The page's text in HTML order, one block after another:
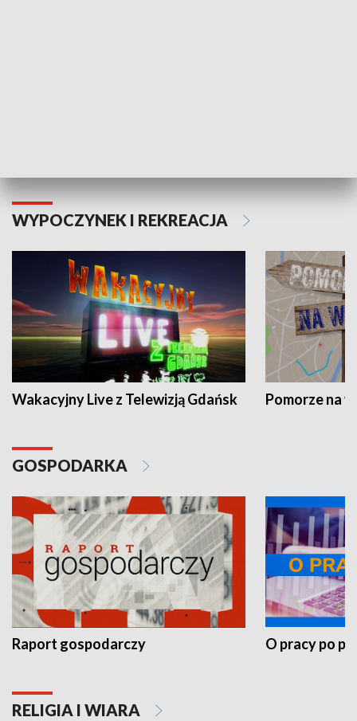
WYPOCZYNEK I REKREACJA
Wakacyjny Live z Telewizją Gdańsk Pomorze na
GOSPODARKA
Raport gospodarczy O pracy po
RELIGIA I WIARA